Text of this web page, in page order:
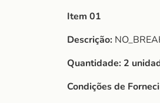
Item 01
Descrição:
Quantidade: 2
Condições de